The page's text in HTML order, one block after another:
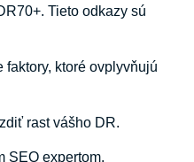
Tieto odkazy sú
ktoré ovplyvňujú
rast vášho DR.
SEO expertom.